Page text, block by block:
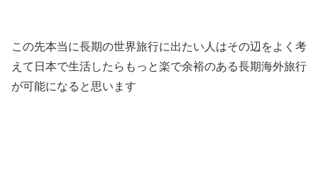
この先本当に長期の世界旅行に出たい人はその辺をよく考
えて日本で生活したらもっと楽で余裕のある長期海外旅行
が可能になると思います